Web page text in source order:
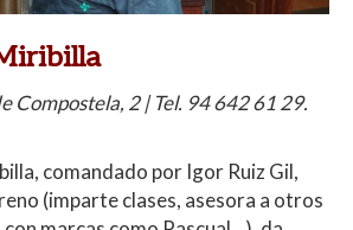
Compostela, 2 | Tel. 94 642 61 29.
comandado por Igor Ruiz Gil,
(imparte clases, asesora a otros